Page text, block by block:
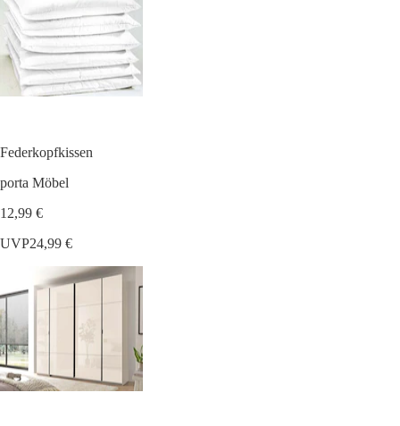
Federkopfkissen
porta Möbel
12,99 €
UVP24,99 €